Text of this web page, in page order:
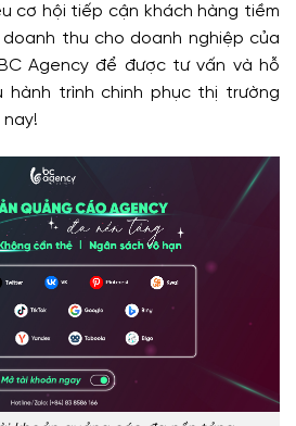
cơ hội tiếp cận khách hàng tiềm
thu cho doanh nghiệp của
Agency để được tư vấn và hỗ
trình chinh phục thị trường
nay!